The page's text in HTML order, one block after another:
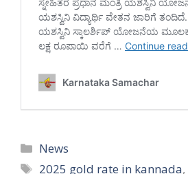
Categories
News
Tags
2025 gold rate in kannada,